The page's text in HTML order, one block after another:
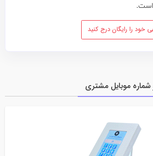
است.
خود را رایگان درج کنید
موبایل مشتری